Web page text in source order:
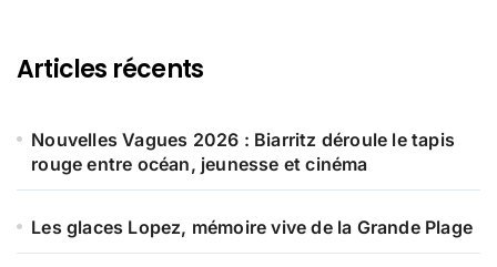
Articles récents
Nouvelles Vagues 2026 : Biarritz déroule le tapis
rouge entre océan, jeunesse et cinéma
Les glaces Lopez, mémoire vive de la Grande Plage